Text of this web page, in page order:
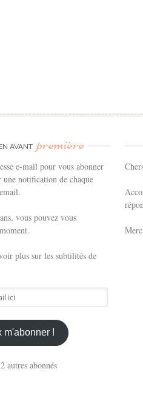
AVANT première
e-mail pour vous abonner
notification de chaque
vous pouvez vous
plus sur les subtilités de
m'abonner !
autres abonnés